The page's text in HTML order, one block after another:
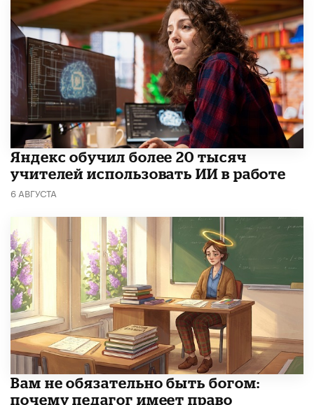
​Яндекс обучил более 20 тысяч
учителей использовать ИИ в работе
6 АВГУСТА
​Вам не обязательно быть богом:
почему педагог имеет право